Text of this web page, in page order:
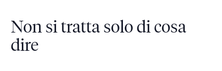
Non si tratta solo di cosa
dire